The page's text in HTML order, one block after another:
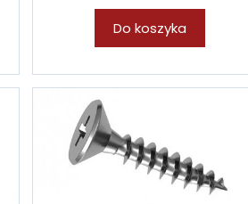
Do koszyka